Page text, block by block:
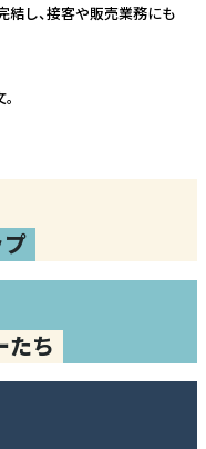
し、接客や販売業務にも
たち